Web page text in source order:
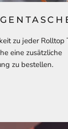
zu jeder Rolltop
eine zusätzliche
zu bestellen.